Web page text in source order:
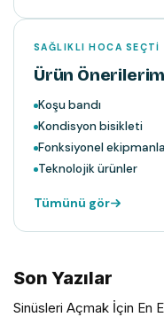
SAĞLIKLI HOCA SEÇTI
Ürün Önerilerim
Koşu bandı
Kondisyon bisikleti
Fonksiyonel
Teknolojik ürünler
Tümünü gör
Son Yazılar
Sinüsleri Açmak İçin En